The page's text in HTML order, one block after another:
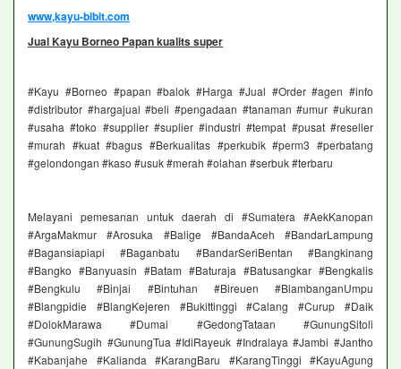
www,kayu-bibit.com
Jual Kayu Borneo Papan kualits super
#Kayu #Borneo #papan #balok #Harga #Jual #Order #agen #info
#distributor #hargajual #beli #pengadaan #tanaman #umur #ukuran
#usaha #toko #supplier #suplier #industri #tempat #pusat #reseller
#murah #kuat #bagus #Berkualitas #perkubik #perm3 #perbatang
#gelondongan #kaso #usuk #merah #olahan #serbuk #terbaru
Melayani pemesanan untuk daerah di #Sumatera #AekKanopan
#ArgaMakmur #Arosuka #Balige #BandaAceh #BandarLampung
#Bagansiapiapi #Baganbatu #BandarSeriBentan #Bangkinang
#Bangko #Banyuasin #Batam #Baturaja #Batusangkar #Bengkalis
#Bengkulu #Binjai #Bintuhan #Bireuen #BlambanganUmpu
#Blangpidie #BlangKejeren #Bukittinggi #Calang #Curup #Daik
#DolokMarawa #Dumai #GedongTataan #GunungSitoli
#GunungSugih #GunungTua #IdiRayeuk #Indralaya #Jambi #Jantho
#Kabanjahe #Kalianda #KarangBaru #KarangTinggi #KayuAgung